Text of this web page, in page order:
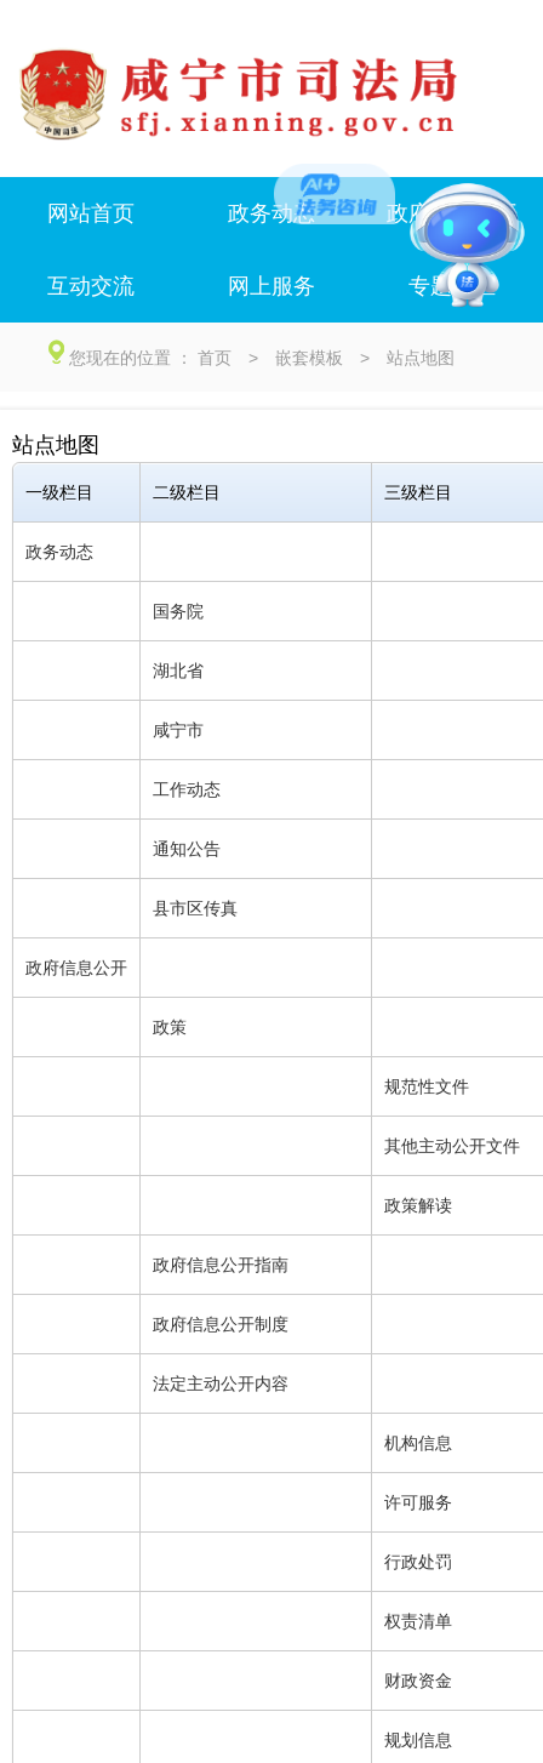
网站首页 政务动态 政府信息公开
互动交流 网上服务 专题专栏
您现在的位置 ： 首页 > 嵌套模板 > 站点地图
站点地图
一级栏目 二级栏目 三级栏目
政务动态
国务院
湖北省
咸宁市
工作动态
通知公告
县市区传真
政府信息公开
政策
规范性文件
其他主动公开文件
政策解读
政府信息公开指南
政府信息公开制度
法定主动公开内容
机构信息
许可服务
行政处罚
权责清单
财政资金
规划信息